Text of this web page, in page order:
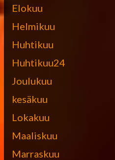
Elokuu
Helmikuu
Huhtikuu
Huhtikuu24
Joulukuu
kesäkuu
Lokakuu
Maaliskuu
Marraskuu